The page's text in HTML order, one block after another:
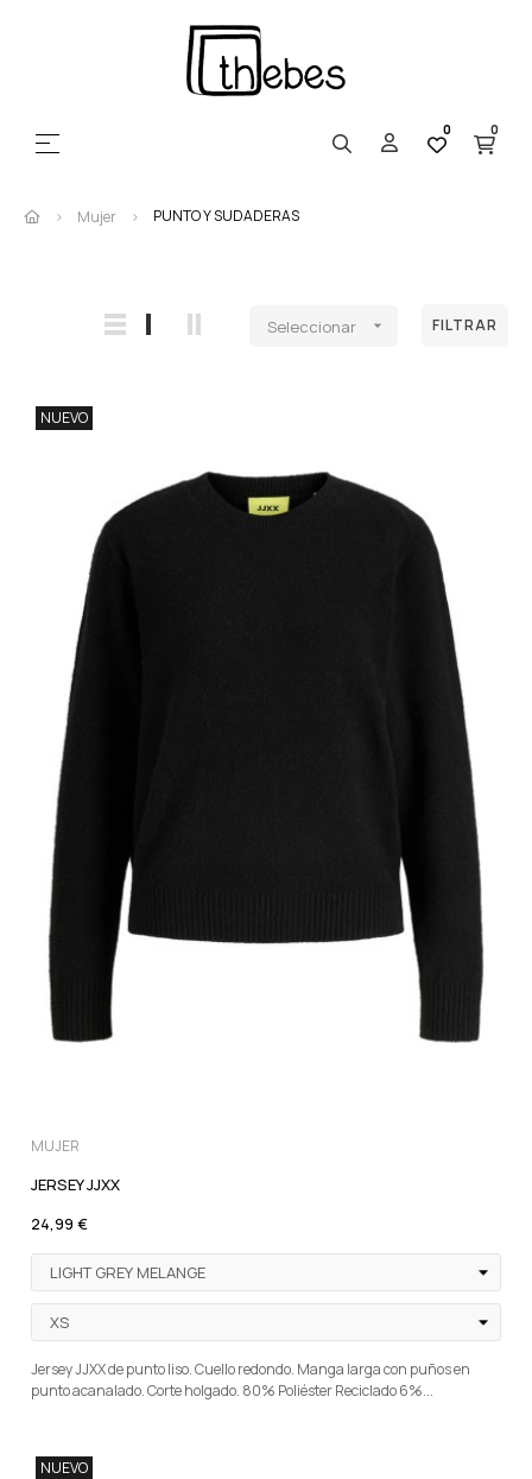
Navegación de palanca
☰ 0 0
Mujer PUNTO Y SUDADERAS
Seleccionar  FILTRAR
NUEVO
MUJER
JERSEY JJXX
24,99 €
Jersey JJXX de punto liso. Cuello redondo. Manga larga con puños en
punto acanalado. Corte holgado. 80% Poliéster Reciclado 6%...
NUEVO